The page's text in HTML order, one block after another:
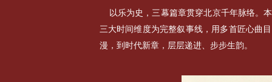
以乐为史，三幕篇章贯穿北京千年脉络
三大时间维度为完整叙事线，用多首匠心曲
漫，到时代新章，层层递进、步步生韵。